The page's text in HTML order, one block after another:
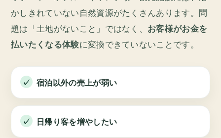
かしきれていない自然資源がたくさんあります。問
題は「土地がないこと」ではなく、 お客様がお金を
払いたくなる体験に変換できていないことです。
宿泊以外の売上が弱い
日帰り客を増やしたい